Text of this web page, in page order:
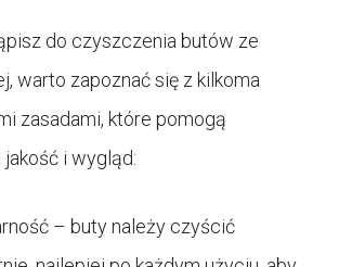
do czyszczenia butów ze
warto zapoznać się z kilkoma
zasadami, które pomogą
i wygląd:
– buty należy czyścić